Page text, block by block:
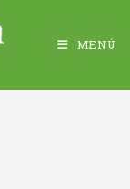
MENÚ